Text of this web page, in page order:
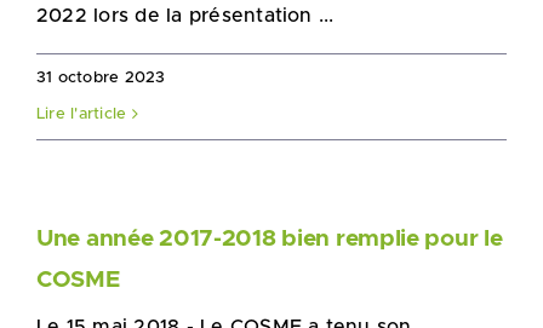
2022 lors de la présentation ...
31 octobre 2023
Lire l'article
Une année 2017-2018 bien remplie pour le
COSME